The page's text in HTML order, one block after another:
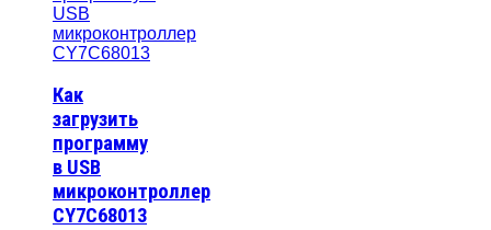
Как
загрузить
программу
в USB
микроконтроллер
CY7C68013